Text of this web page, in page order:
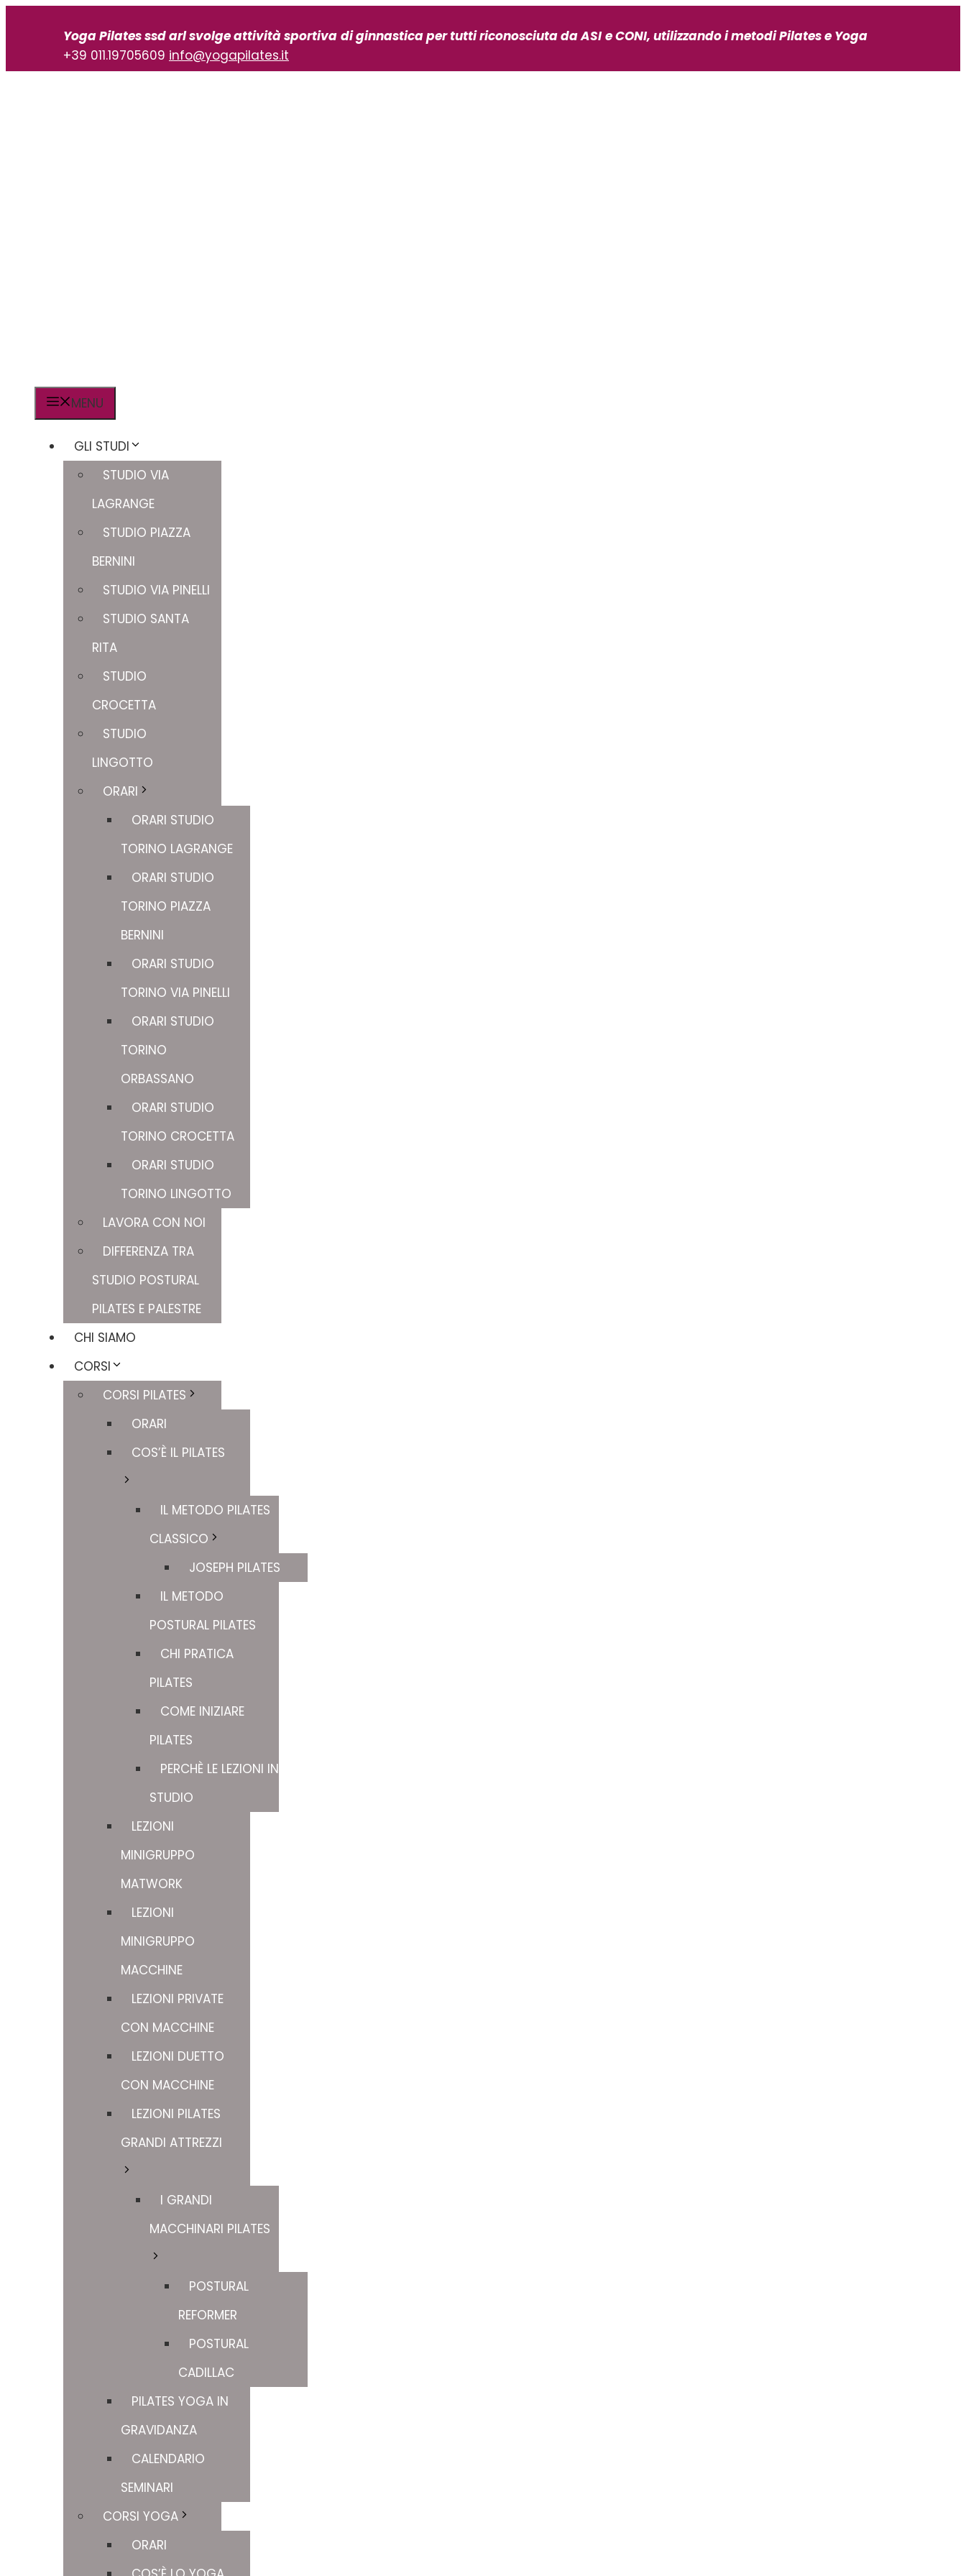
contenuto
Yoga Pilates ssd arl svolge attività sportiva di ginnastica per tutti riconosciuta da ASI e CONI, utilizzando i metodi Pilates e Yoga
+39 011.19705609 info@yogapilates.it
MENU
GLI STUDI
STUDIO VIA
LAGRANGE
STUDIO PIAZZA
BERNINI
STUDIO VIA PINELLI
STUDIO SANTA
RITA
STUDIO
CROCETTA
STUDIO
LINGOTTO
ORARI
ORARI STUDIO
TORINO LAGRANGE
ORARI STUDIO
TORINO PIAZZA
BERNINI
ORARI STUDIO
TORINO VIA PINELLI
ORARI STUDIO
TORINO
ORBASSANO
ORARI STUDIO
TORINO CROCETTA
ORARI STUDIO
TORINO LINGOTTO
LAVORA CON NOI
DIFFERENZA TRA
STUDIO POSTURAL
PILATES E PALESTRE
CHI SIAMO
CORSI
CORSI PILATES
ORARI
COS’È IL PILATES
IL METODO PILATES
CLASSICO
JOSEPH PILATES
IL METODO
POSTURAL PILATES
CHI PRATICA
PILATES
COME INIZIARE
PILATES
PERCHÈ LE LEZIONI IN
STUDIO
LEZIONI
MINIGRUPPO
MATWORK
LEZIONI
MINIGRUPPO
MACCHINE
LEZIONI PRIVATE
CON MACCHINE
LEZIONI DUETTO
CON MACCHINE
LEZIONI PILATES
GRANDI ATTREZZI
I GRANDI
MACCHINARI PILATES
POSTURAL
REFORMER
POSTURAL
CADILLAC
PILATES YOGA IN
GRAVIDANZA
CALENDARIO
SEMINARI
CORSI YOGA
ORARI